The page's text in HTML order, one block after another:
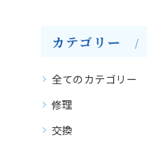
カテゴリー
全てのカテゴリー
修理
交換